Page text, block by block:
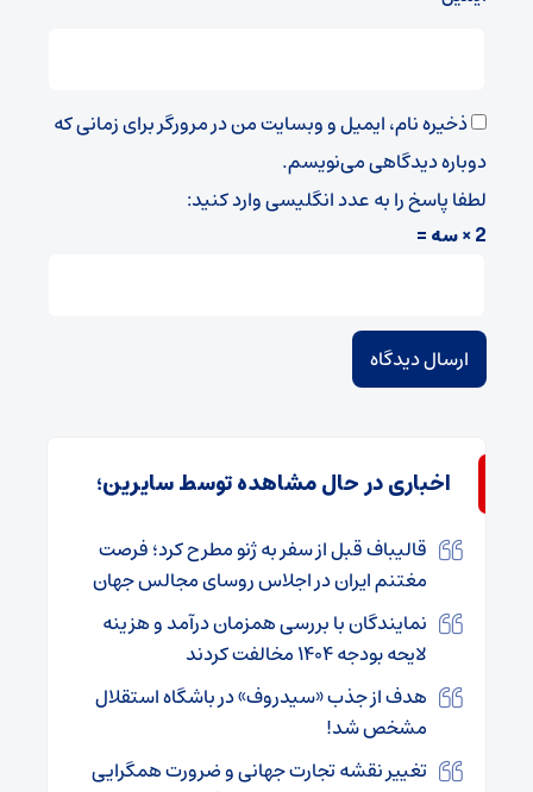
ذخیره نام، ایمیل و وبسایت من در مرورگر برای زمانی که
دوباره دیدگاهی می‌نویسم.
لطفا پاسخ را به عدد انگلیسی وارد کنید:
2 × سه =
اخباری در حال مشاهده توسط سایرین؛
قالیباف قبل از سفر به ژنو مطرح کرد؛ فرصت
مغتنم ایران در اجلاس روسای مجالس جهان
نمایندگان با بررسی همزمان درآمد و هزینه
لایحه بودجه ۱۴۰۴ مخالفت کردند
هدف از جذب «سیدروف» در باشگاه استقلال
مشخص شد!
تغییر نقشه تجارت جهانی و ضرورت همگرایی